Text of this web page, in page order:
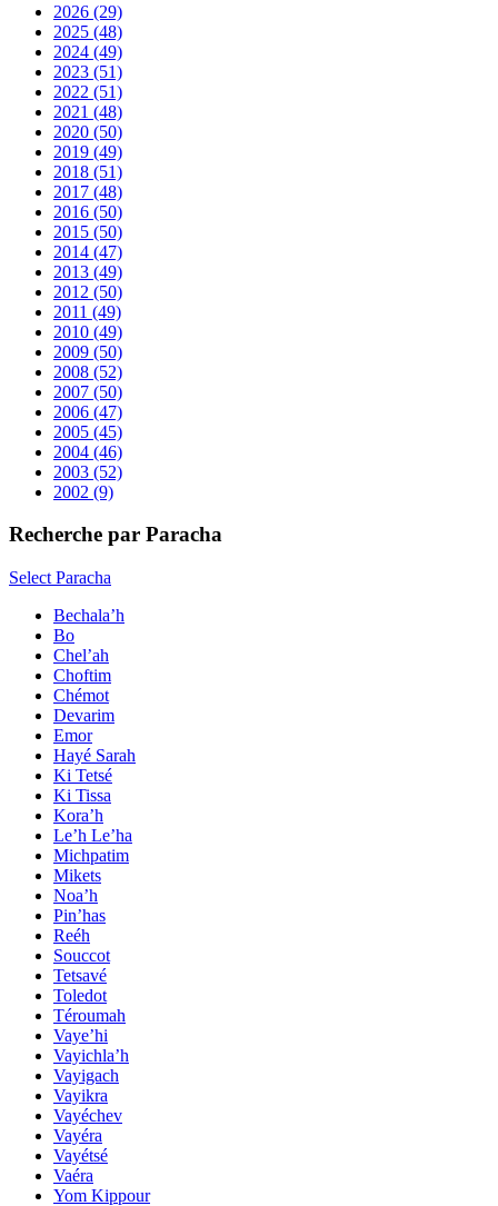
2026 (29)
2025 (48)
2024 (49)
2023 (51)
2022 (51)
2021 (48)
2020 (50)
2019 (49)
2018 (51)
2017 (48)
2016 (50)
2015 (50)
2014 (47)
2013 (49)
2012 (50)
2011 (49)
2010 (49)
2009 (50)
2008 (52)
2007 (50)
2006 (47)
2005 (45)
2004 (46)
2003 (52)
2002 (9)
Recherche par Paracha
Select Paracha
Bechala’h
Bo
Chel’ah
Choftim
Chémot
Devarim
Emor
Hayé Sarah
Ki Tetsé
Ki Tissa
Kora’h
Le’h Le’ha
Michpatim
Mikets
Noa’h
Pin’has
Reéh
Souccot
Tetsavé
Toledot
Téroumah
Vaye’hi
Vayichla’h
Vayigach
Vayikra
Vayéchev
Vayéra
Vayétsé
Vaéra
Yom Kippour